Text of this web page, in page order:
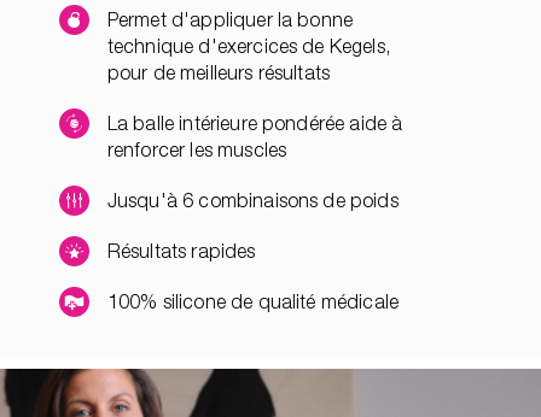
Permet d'appliquer la bonne
technique d'exercices de Kegels,
pour de meilleurs résultats
La balle intérieure pondérée aide à
renforcer les muscles
Jusqu'à 6 combinaisons de poids
Résultats rapides
100% silicone de qualité médicale